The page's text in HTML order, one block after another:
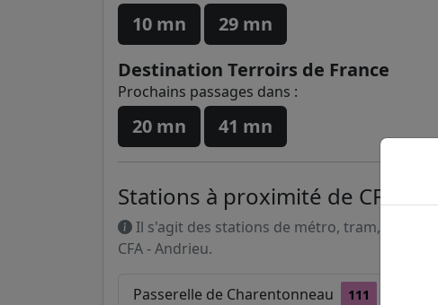
10 mn
29 mn
Destination Terroirs de France
Prochains passages dans :
20 mn 41 mn
Stations à proximité de CFA -
Il s'agit des stations de métro, tram, RER et
CFA - Andrieu.
Passerelle de Charentonneau 111